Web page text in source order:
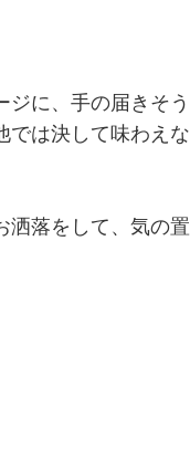
に、手の届きそう
では決して味わえな
洒落をして、気の置